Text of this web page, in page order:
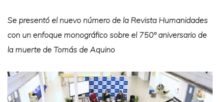
Se presentó el nuevo número de la Revista Humanidades
con un enfoque monográfico sobre el 750º aniversario de
la muerte de Tomás de Aquino